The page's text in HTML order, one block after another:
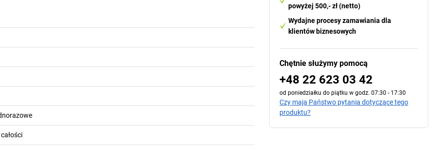
powyżej 500,- zł (netto)
Wydajne procesy zamawiania dla
klientów biznesowych
Chętnie służymy pomocą
+48 22 623 03 42
od poniedziałku do piątku w godz. 07:30 - 17:30
Czy mają Państwo pytania dotyczące tego
produktu?